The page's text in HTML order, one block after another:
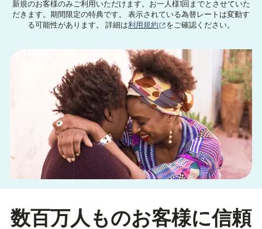
新規のお客様のみご利用いただけます。お一人様1回までとさせていた
だきます。期間限定の特典です。 表示されている為替レートは変動す
る可能性があります。 詳細は利用規約 （別ウィンドウで開きます
をご確認ください。
数百万人ものお客様に信頼